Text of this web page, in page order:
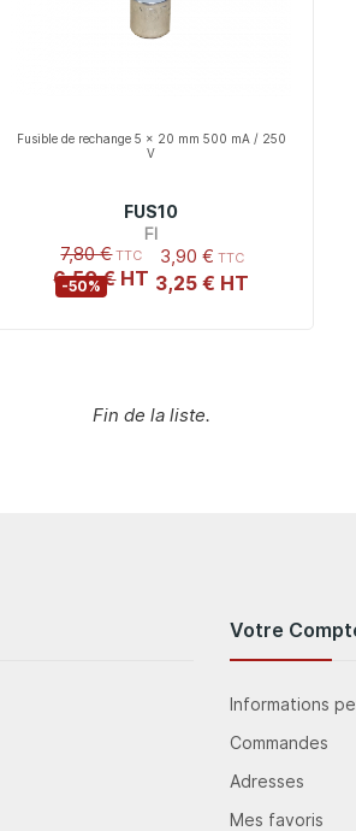
Fusible de rechange 5 x 20 mm 500 mA / 250
V
FUS10
FI
3,90 €
3,25 €
7,80 €
6,50 €
-50%
Fin de la liste.
Votre
Informations
Commandes
Adresses
Mes favoris